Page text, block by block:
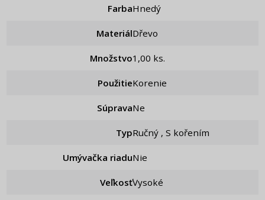
Farba Hnedý
Materiál Dřevo
Množstvo 1,00 ks.
Použitie Korenie
Súprava ne
Typ Ručný , S kořením
Umývačka riadu Nie
Veľkosť Vysoké